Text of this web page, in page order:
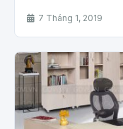
7 Tháng 1, 2019